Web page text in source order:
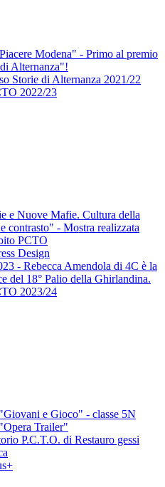
Modena" - Primo al premio
Alternanza"!
Storie di Alternanza 2021/22
2022/23
e Nuove Mafie. Cultura della
contrasto" - Mostra realizzata
PCTO
Design
- Rebecca Amendola di 4C è la
del 18° Palio della Ghirlandina.
2023/24
e Gioco" - classe 5N
Trailer"
P.C.T.O. di Restauro gessi